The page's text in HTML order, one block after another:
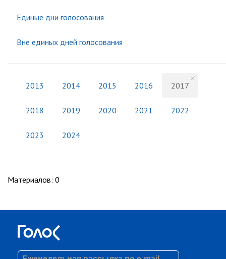
Единые дни голосования
Вне единых дней голосования
2013 2014 2015 2016 2017
2018 2019 2020 2021 2022
2023 2024
Материалов: 0